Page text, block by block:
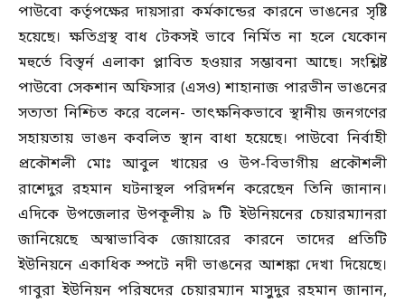
পাউবো কর্তৃপক্ষের দায়সারা কর্মকান্ডের কারনে ভাঙনের সৃষ্টি
হয়েছে। ক্ষতিগ্রস্থ বাধ টেকসই ভাবে নির্মিত না হলে যেকোন
মহুর্তে বিস্তৃর্ন এলাকা প্লাবিত হওয়ার সম্ভাবনা আছে। সংশ্লিষ্ট
পাউবো সেকশান অফিসার (এসও) শাহানাজ পারভীন ভাঙনের
সত্যতা নিশ্চিত করে বলেন- তাৎক্ষনিকভাবে স্থানীয় জনগণের
সহায়তায় ভাঙন কবলিত স্থান বাধা হয়েছে। পাউবো নির্বাহী
প্রকৌশলী মোঃ আবুল খায়ের ও উপ-বিভাগীয় প্রকৌশলী
রাশেদুর রহমান ঘটনাস্থল পরিদর্শন করেছেন তিনি জানান।
এদিকে উপজেলার উপকূলীয় ৯ টি ইউনিয়নের চেয়ারম্যানরা
জানিয়েছে অস্বাভাবিক জোয়ারের কারনে তাদের প্রতিটি
ইউনিয়নে একাধিক স্পটে নদী ভাঙনের আশঙ্কা দেখা দিয়েছে।
গাবুরা ইউনিয়ন পরিষদের চেয়ারম্যান মাসুুদুর রহমান জানান,